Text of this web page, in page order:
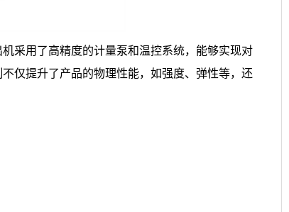
采用了高精度的计量泵和温控系统，能够实现对
仅提升了产品的物理性能，如强度、弹性等，还